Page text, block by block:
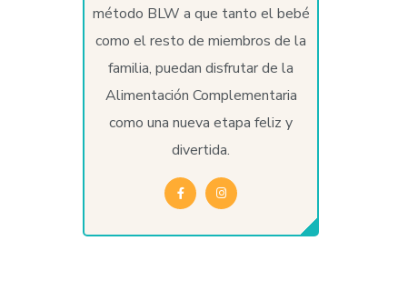
método BLW a que tanto el bebé
como el resto de miembros de la
familia, puedan disfrutar de la
Alimentación Complementaria
como una nueva etapa feliz y
divertida.